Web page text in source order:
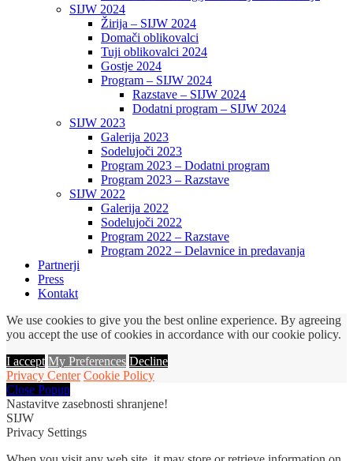
SIJW 2024
Žirija – SIJW 2024
Domači oblikovalci
Tuji oblikovalci 2024
Gostje 2024
Program – SIJW 2024
Razstave – SIJW 2024
Dodatni program – SIJW 2024
SIJW 2023
Galerija 2023
Sodelujoči 2023
Program 2023 – Dodatni program
Program 2023 – Razstave
SIJW 2022
Galerija 2022
Sodelujoči 2022
Program 2022 – Razstave
Program 2022 – Delavnice in predavanja
Partnerji
Press
Kontakt
We use cookies to give you the best online experience. By agreeing
you accept the use of cookies in accordance with our cookie policy.
I accept My Preferences Decline
Privacy Center Cookie Policy
Close Popup
Nastavitve zasebnosti shranjene!
SIJW
Privacy Settings